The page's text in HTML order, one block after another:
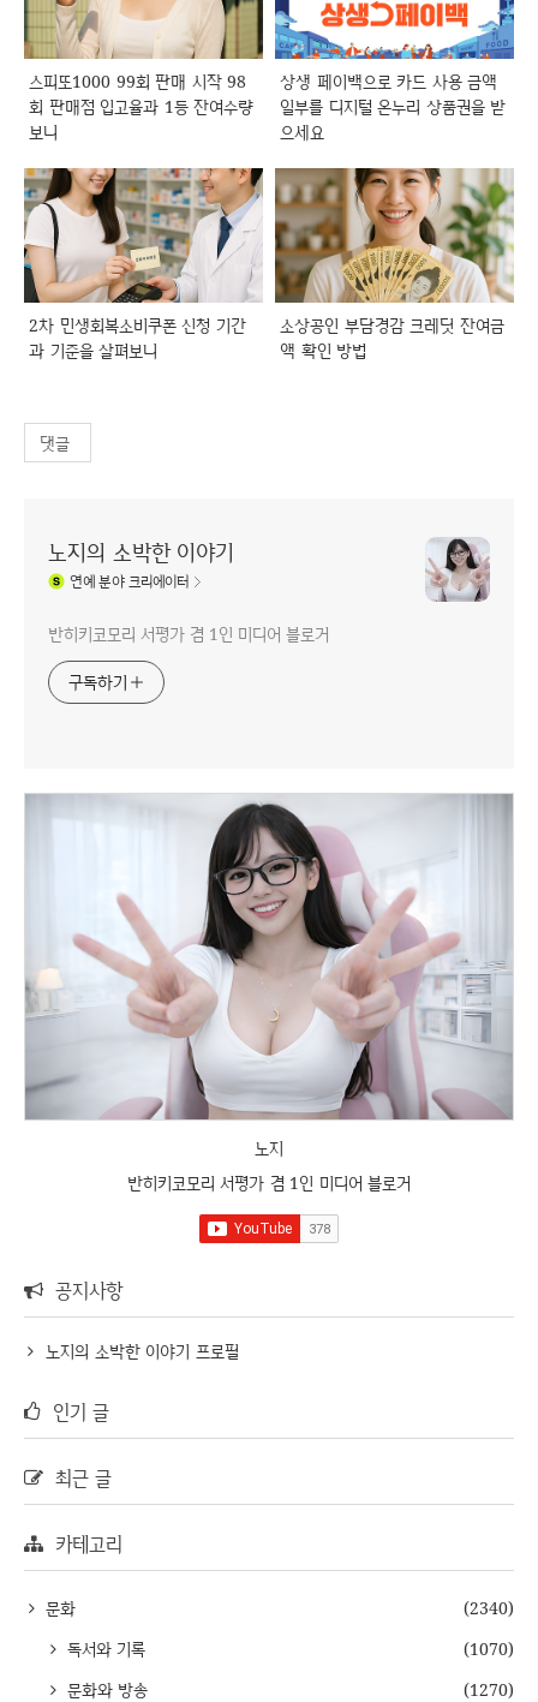
스피또1000 99회 판매 시작 98
회 판매점 입고율과 1등 잔여수량
보니
상생 페이백으로 카드 사용 금액
일부를 디지털 온누리 상품권을 받
으세요
2차 민생회복소비쿠폰 신청 기간
과 기준을 살펴보니
소상공인 부담경감 크레딧 잔여금
액 확인 방법
댓글
노지의 소박한 이야기
연예분야 크리에이터
반히키코모리 서평가 겸 1인 미디어 블로거
구독하기
노지
반히키코모리 서평가 겸 1인 미디어 블로거
공지사항
노지의 소박한 이야기 프로필
인기 글
최근 글
카테고리
문화
(2340)
독서와 기록
(1070)
문화와 방송
(1270)